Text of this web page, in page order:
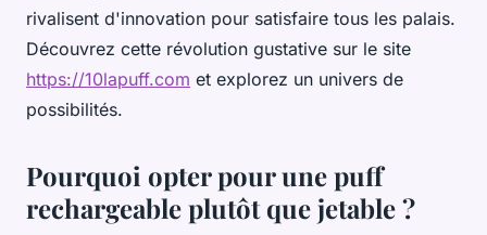
rivalisent d'innovation pour satisfaire tous les palais.
Découvrez cette révolution gustative sur le site
https://10lapuff.com et explorez un univers de
possibilités.
Pourquoi opter pour une puff
rechargeable plutôt que jetable ?